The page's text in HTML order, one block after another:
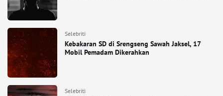
Selebriti
Kebakaran SD di Srengseng Sawah Jaksel, 17
Mobil Pemadam Dikerahkan
Selebriti